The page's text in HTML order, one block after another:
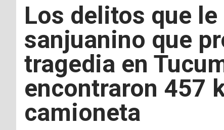
Los delitos que
sanjuanino que
tragedia en
encontraron 457
camioneta